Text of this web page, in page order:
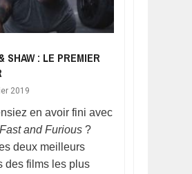
SHAW : LE PREMIER
2019
en avoir fini avec
Fast and Furious ?
deux meilleurs
des films les plus